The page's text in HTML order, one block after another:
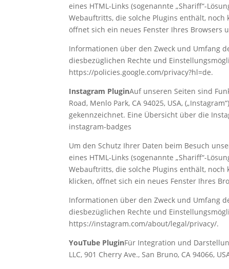
eines HTML-Links (sogenannte „Shariff“-
Webauftritts, die solche Plugins enthält,
öffnet sich ein neues Fenster Ihres Browsers
Informationen über den Zweck und Umfang
diesbezüglichen Rechte und
https://policies.google.com/privacy?hl=de.
Instagram PluginAuf unseren Seiten sind
Road, Menlo Park, CA 94025, USA,
gekennzeichnet. Eine Übersicht über die
instagram-badges
Um den Schutz Ihrer Daten beim Besuch
eines HTML-Links (sogenannte „Shariff“-
Webauftritts, die solche Plugins enthält,
klicken, öffnet sich ein neues Fenster Ihres
‌Informationen über den Zweck und Umfang
diesbezüglichen Rechte und
https://instagram.com/about/legal/privacy/.
YouTube PluginFür Integration und
LLC, 901 Cherry Ave., San Bruno, CA 94066,